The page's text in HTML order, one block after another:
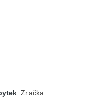
. Značka: